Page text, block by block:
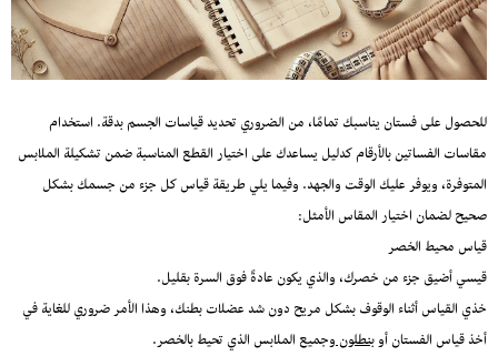
للحصول على فستان يناسبك تمامًا، من الضروري تحديد قياسات الجسم بدقة. استخدام
مقاسات الفساتين بالأرقام كدليل يساعدك على اختيار القطع المناسبة ضمن تشكيلة الملابس
المتوفرة، ويوفر عليك الوقت والجهد. وفيما يلي طريقة قياس كل جزء من جسمك بشكل
صحيح لضمان اختيار المقاس الأمثل:
قياس محيط الخصر
قيسي أضيق جزء من خصرك، والذي يكون عادةً فوق السرة بقليل.
خذي القياس أثناء الوقوف بشكل مريح دون شد عضلات بطنك، وهذا الأمر ضروري للغاية في
أخذ قياس الفستان أوبنطلونوجميع الملابس الذي تحيط بالخصر.